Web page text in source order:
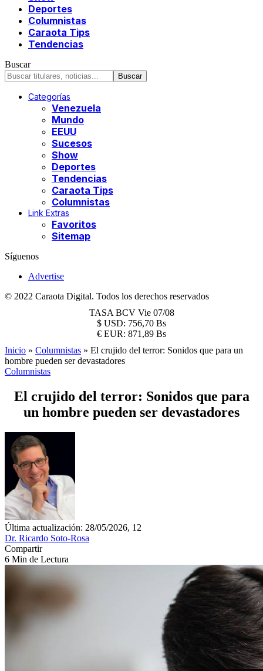
Deportes
Columnistas
Caraota Tips
Tendencias
Buscar
Categorías
Venezuela
Mundo
EEUU
Sucesos
Show
Deportes
Tendencias
Caraota Tips
Columnistas
Link Extras
Favoritos
Sitemap
Síguenos
Advertise
© 2022 Caraota Digital. Todos los derechos reservados
TASA BCV Vie 07/08
$ USD: 756,70 Bs
€ EUR: 871,89 Bs
Inicio » Columnistas » El crujido del terror: Sonidos que para un
hombre pueden ser devastadores
Columnistas
El crujido del terror: Sonidos que para
un hombre pueden ser devastadores
Última actualización: 28/05/2026, 12
Dr. Ricardo Soto-Rosa
Compartir
6 Min de Lectura